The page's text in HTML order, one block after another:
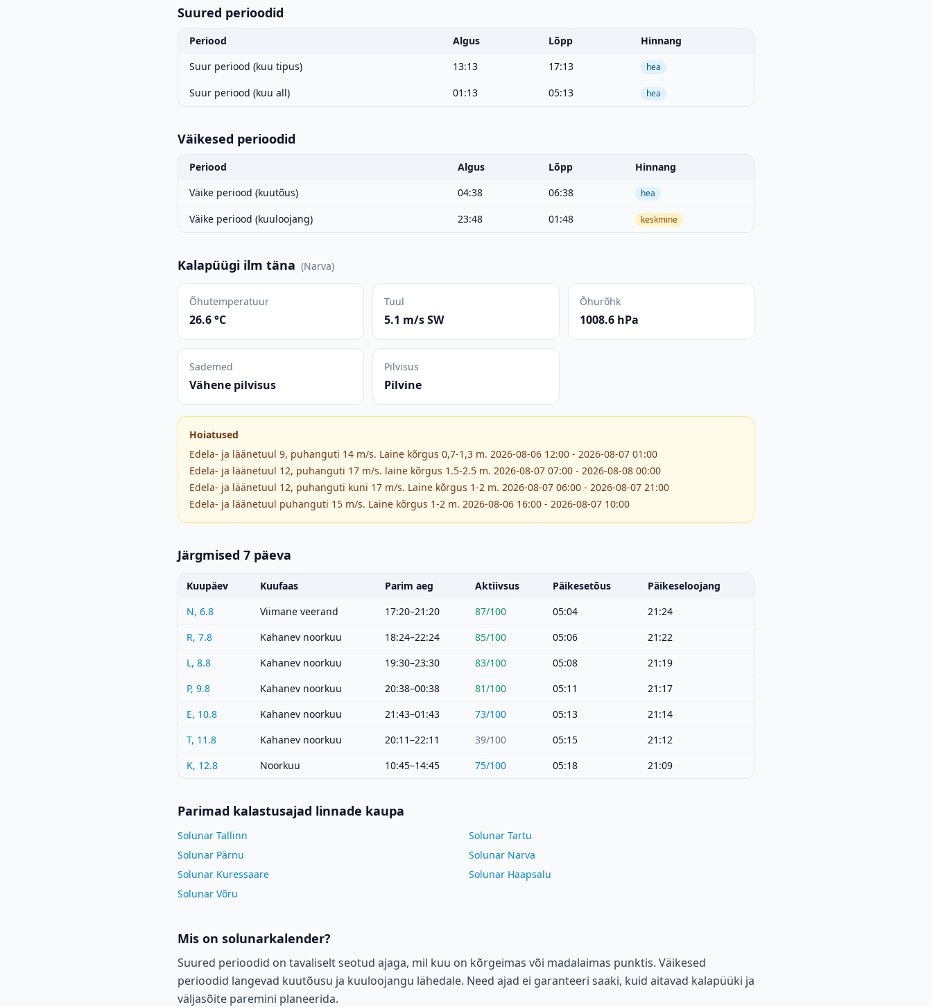
Suured perioodid
Periood Algus Lõpp
Hinnang
Suur periood (kuu tipus)
13:13 17:13 hea
Suur periood (kuu all) 01:13 05:13 hea
Väikesed perioodid
Periood Algus Lõpp
Hinnang
Väike periood (kuutõus)
04:38 06:38 hea
Väike periood (kuuloojang) 23:48 01:48 keskmine
Kalapüügi ilm täna (Narva)
Õhutemperatuur
26.6 °C
Tuul
5.1 m/s SW
Õhurõhk
1008.6 hPa
Sademed
Vähene pilvisus
Pilvisus
Pilvine
Hoiatused
Edela- ja läänetuul 9, puhanguti 14 m/s. Laine kõrgus 0,7-1,3 m. 2026-08-06 12:00 - 2026-08-07 01:00
Edela- ja läänetuul 12, puhanguti 17 m/s. laine kõrgus 1.5-2.5 m. 2026-08-07 07:00 - 2026-08-08 00:00
Edela- ja läänetuul 12, puhanguti kuni 17 m/s. Laine kõrgus 1-2 m. 2026-08-07 06:00 - 2026-08-07 21:00
Edela- ja läänetuul puhanguti 15 m/s. Laine kõrgus 1-2 m. 2026-08-06 16:00 - 2026-08-07 10:00
Järgmised 7 päeva
Kuupäev Kuufaas Parim aeg Aktiivsus Päikesetõus
Päikeseloojang
N, 6.8
Viimane veerand 17:20–21:20 87/100 05:04
21:24
R, 7.8
Kahanev noorkuu 18:24–22:24 85/100 05:06
21:22
L, 8.8
Kahanev noorkuu 19:30–23:30 83/100 05:08
21:19
P, 9.8
Kahanev noorkuu 20:38–00:38 81/100 05:11
21:17
E, 10.8
Kahanev noorkuu 21:43–01:43 73/100 05:13
21:14
T, 11.8
Kahanev noorkuu 20:11–22:11 39/100 05:15
21:12
K, 12.8
Noorkuu 10:45–14:45 75/100 05:18 21:09
Parimad kalastusajad linnade kaupa
Solunar Tallinn
Solunar Tartu
Solunar Pärnu
Solunar Narva
Solunar Kuressaare
Solunar Haapsalu
Solunar Võru
Mis on solunarkalender?
Suured perioodid on tavaliselt seotud ajaga, mil kuu on kõrgeimas või madalaimas punktis. Väikesed
perioodid langevad kuutõusu ja kuuloojangu lähedale. Need ajad ei garanteeri saaki, kuid aitavad kalapüüki ja
väljasõite paremini planeerida.